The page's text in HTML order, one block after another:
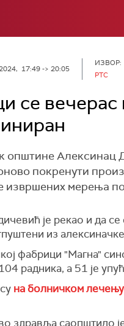
17:49 -> 20:05
ИЗВОР:
РТС
се вечерас
општине Алексинац
покренути
мерења
је рекао и да
из
фабрици "Магна"
радника, а 51 је
на болничком
здравља саопштило